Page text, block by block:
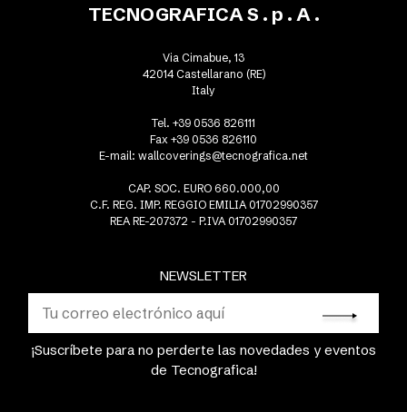
NEWSLETTER
¡Suscríbete para no perderte las novedades y eventos
de Tecnografica!
TECNOGRAFICA S . p . A .
Via Cimabue, 13
42014 Castellarano (RE)
Italy
Tel. +39 0536 826111
Fax +39 0536 826110
E-mail: wallcoverings@tecnografica.net
CAP. SOC. EURO 660.000,00
C.F. REG. IMP. REGGIO EMILIA 01702990357
REA RE-207372 - P.IVA 01702990357